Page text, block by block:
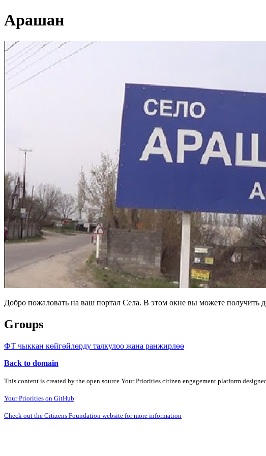
Арашан
Добро пожаловать на ваш портал Села. В этом окне вы можете
Groups
ФТ чыккан көйгөйлөрдү талкулоо жана ранжирлөө
Back to domain
This content is created by the open source Your Priorities citizen engagement platform
Your Priorities on GitHub
Check out the Citizens Foundation website for more information